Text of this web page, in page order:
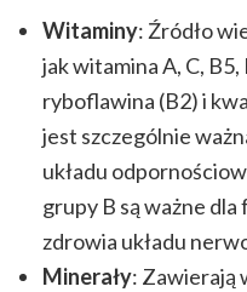
Witaminy: Źródło
jak witamina A, C,
ryboflawina (B2) i
jest szczególnie
układu
grupy B są ważne
zdrowia układu
Minerały: Zawierają